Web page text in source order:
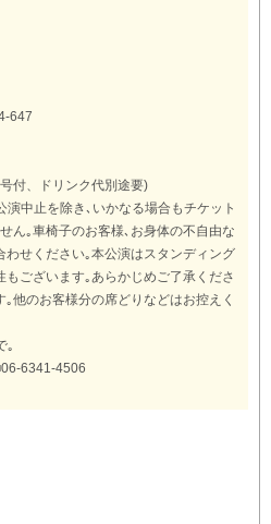
647
付、ドリンク代別途要)
中止を除き､いかなる場合もチケット
ん｡車椅子のお客様､お身体の不自由な
せください｡本公演はスタンディング
ございます｡あらかじめご了承くださ
他のお客様分の席どりなどはお控えく
｡
6341-4506